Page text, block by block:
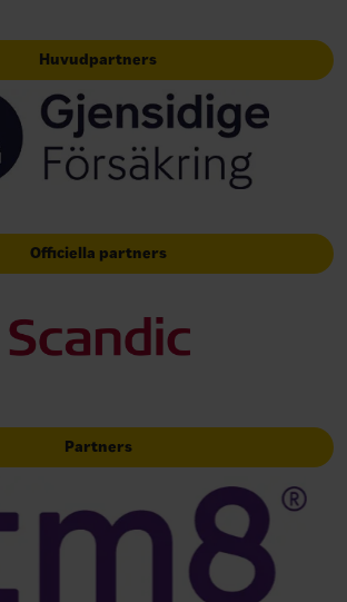
Huvudpartners
Officiella partners
Partners